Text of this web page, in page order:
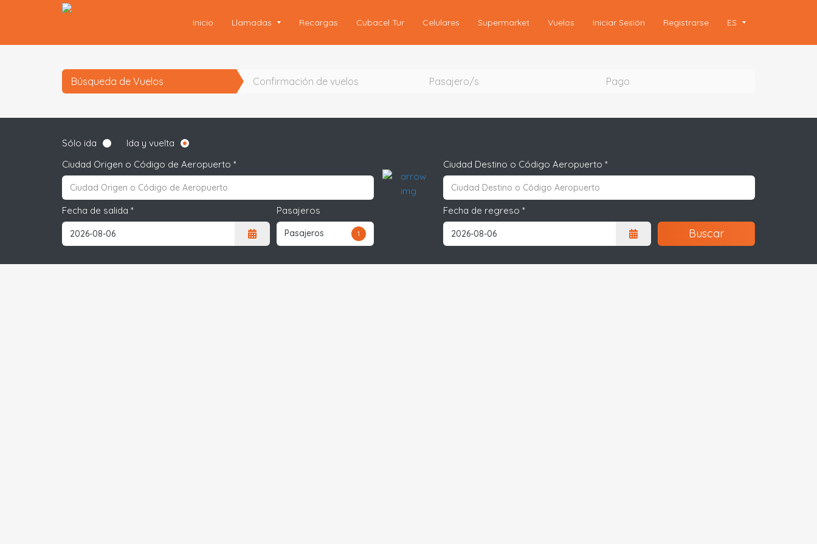
Inicio Llamadas Recargas Cubacel Tur Celulares Supermarket Vuelos Iniciar Sesión Registrarse ES
Búsqueda de Vuelos Confirmación de vuelos Pasajero/s Pago
Sólo ida
Ida y vuelta
Ciudad Origen o Código de Aeropuerto *
Ciudad Destino o Código Aeropuerto *
Fecha de salida * Pasajeros
Pasajeros 1
Fecha de regreso *